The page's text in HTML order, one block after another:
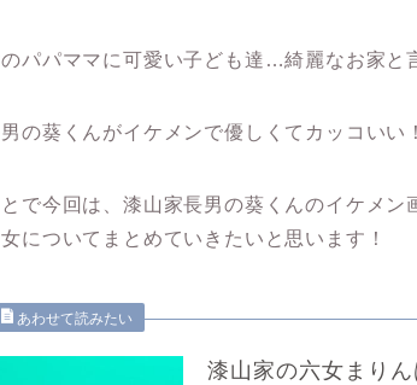
パパママに可愛い子ども達…綺麗なお家と
の葵くんがイケメンで優しくてカッコいい
で今回は、漆山家長男の葵くんのイケメ
についてまとめていきたいと思います！
漆山家の六女まり